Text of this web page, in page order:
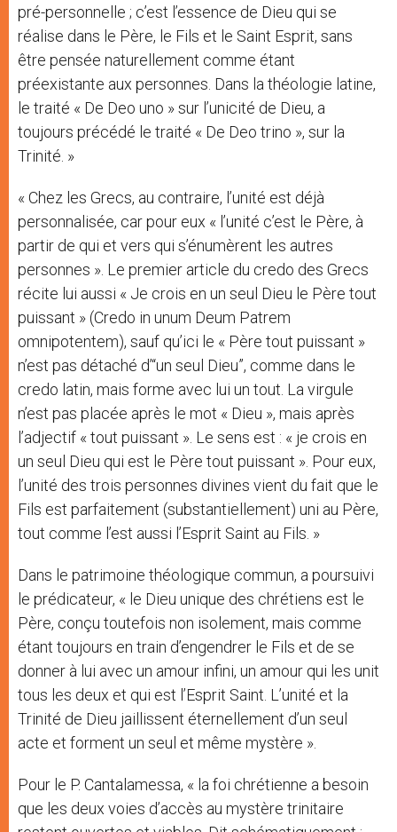
pré-personnelle ; c’est l’essence de Dieu qui se
réalise dans le Père, le Fils et le Saint Esprit, sans
être pensée naturellement comme étant
préexistante aux personnes. Dans la théologie latine,
le traité « De Deo uno » sur l’unicité de Dieu, a
toujours précédé le traité « De Deo trino », sur la
Trinité. »
« Chez les Grecs, au contraire, l’unité est déjà
personnalisée, car pour eux « l’unité c’est le Père, à
partir de qui et vers qui s’énumèrent les autres
personnes ». Le premier article du credo des Grecs
récite lui aussi « Je crois en un seul Dieu le Père tout
puissant » (Credo in unum Deum Patrem
omnipotentem), sauf qu’ici le « Père tout puissant »
n’est pas détaché d’“un seul Dieu”, comme dans le
credo latin, mais forme avec lui un tout. La virgule
n’est pas placée après le mot « Dieu », mais après
l’adjectif « tout puissant ». Le sens est : « je crois en
un seul Dieu qui est le Père tout puissant ». Pour eux,
l’unité des trois personnes divines vient du fait que le
Fils est parfaitement (substantiellement) uni au Père,
tout comme l’est aussi l’Esprit Saint au Fils. »
Dans le patrimoine théologique commun, a poursuivi
le prédicateur, « le Dieu unique des chrétiens est le
Père, conçu toutefois non isolement, mais comme
étant toujours en train d’engendrer le Fils et de se
donner à lui avec un amour infini, un amour qui les unit
tous les deux et qui est l’Esprit Saint. L’unité et la
Trinité de Dieu jaillissent éternellement d’un seul
acte et forment un seul et même mystère ».
Pour le P. Cantalamessa, « la foi chrétienne a besoin
que les deux voies d’accès au mystère trinitaire